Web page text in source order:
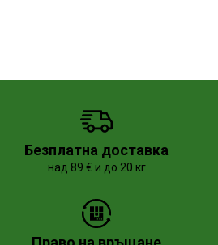
Безплатна доставка
над 89 € и до 20 кг